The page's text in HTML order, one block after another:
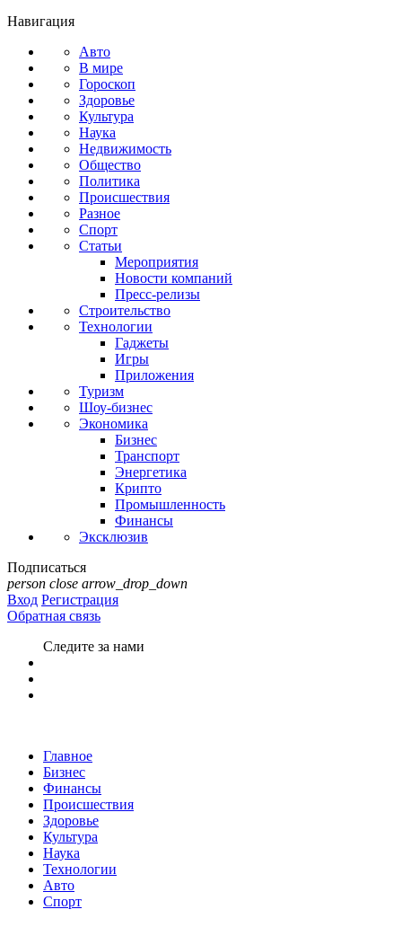
Навигация
Авто
В мире
Гороскоп
Здоровье
Культура
Наука
Недвижимость
Общество
Политика
Происшествия
Разное
Спорт
Статьи
Мероприятия
Новости компаний
Пресс-релизы
Строительство
Технологии
Гаджеты
Игры
Приложения
Туризм
Шоу-бизнес
Экономика
Бизнес
Транспорт
Энергетика
Крипто
Промышленность
Финансы
Эксклюзив
Подписаться
person close arrow_drop_down
Вход Регистрация
Обратная связь
Следите за нами
Главное
Бизнес
Финансы
Происшествия
Здоровье
Культура
Наука
Технологии
Авто
Спорт